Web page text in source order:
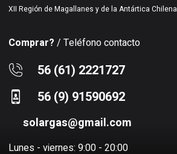
XII Región de Magallanes y de la Antártica Chilena
Comprar? / Teléfono contacto
56 (61) 2221727
56 (9) 91590692
solargas@gmail.com
Lunes - viernes: 9:00 - 20:00